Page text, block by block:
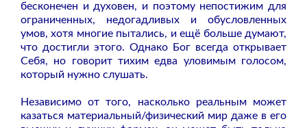
бесконечен и духовен, и поэтому непостижим для
ограниченных, недогадливых и обусловленных
умов, хотя многие пытались, и ещё больше думают,
что достигли этого. Однако Бог всегда открывает
Себя, но говорит тихим едва уловимым голосом,
который нужно слушать.
Независимо от того, насколько реальным может
казаться материальный/физический мир даже в его